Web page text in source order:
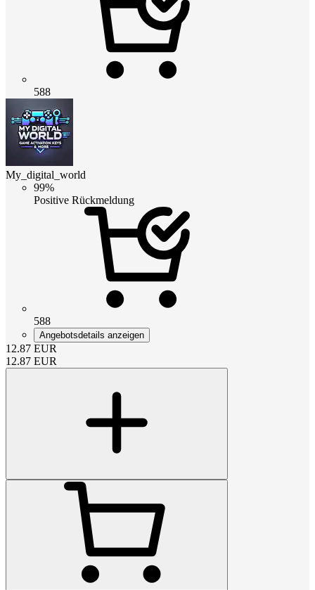
588
My_digital_world
99%
Positive Rückmeldung
588
Angebotsdetails anzeigen
12.87 EUR
12.87 EUR